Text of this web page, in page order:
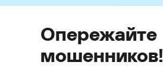
Опережайте
мошенников!